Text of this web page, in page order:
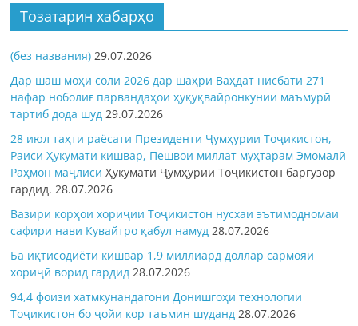
Тозатарин хабарҳо
(без названия) 29.07.2026
Дар шаш моҳи соли 2026 дар шаҳри Ваҳдат нисбати 271
нафар ноболиғ парвандаҳои ҳуқуқвайронкунии маъмурӣ
тартиб дода шуд 29.07.2026
28 июл таҳти раёсати Президенти Ҷумҳурии Тоҷикистон,
Раиси Ҳукумати кишвар, Пешвои миллат муҳтарам Эмомалӣ
Раҳмон маҷлисиҲукумати Ҷумҳурии Тоҷикистон баргузор
гардид.28.07.2026
Вазири корҳои хориҷии Тоҷикистон нусхаи эътимодномаи
сафири нави Кувайтро қабул намуд 28.07.2026
Ба иқтисодиёти кишвар 1,9 миллиард доллар сармояи
хориҷӣ ворид гардид 28.07.2026
94,4 фоизи хатмкунандагони Донишгоҳи технологии
Тоҷикистон бо ҷойи кор таъмин шуданд 28.07.2026